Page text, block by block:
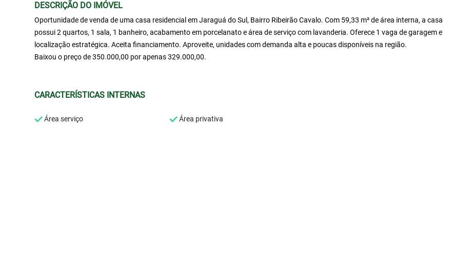
DESCRIÇÃO DO IMÓVEL
Oportunidade de venda de uma casa residencial em Jaraguá do Sul, Bairro Ribeirão Cavalo. Com 59,33 m² de área interna, a casa
possui 2 quartos, 1 sala, 1 banheiro, acabamento em porcelanato e área de serviço com lavanderia. Oferece 1 vaga de garagem e
localização estratégica. Aceita financiamento. Aproveite, unidades com demanda alta e poucas disponíveis na região.
Baixou o preço de 350.000,00 por apenas 329.000,00.
CARACTERÍSTICAS INTERNAS
Área serviço Área privativa